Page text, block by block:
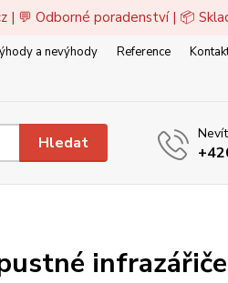
| 💬 Odborné poradenství | 📦
a nevýhody Reference
Hledat